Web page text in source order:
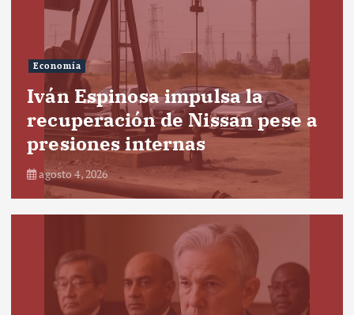
Economía
Iván Espinosa impulsa la
recuperación de Nissan pese a
presiones internas
agosto 4, 2026